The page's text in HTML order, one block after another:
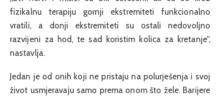
fizikalnu terapiju gornji ekstremiteti funkcionalno
vratili, a donji ekstremiteti su ostali nedovoljno
razvijeni za hod, te sad koristim kolica za kretanje“,
nastavlja.
Jedan je od onih koji ne pristaju na polurješenja i svoj
život usmjeravaju samo prema onom što žele. Barijere